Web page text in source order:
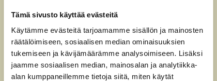
Tämä sivusto käyttää evästeitä
Käytämme evästeitä tarjoamamme sisällön ja mainosten
räätälöimiseen, sosiaalisen median ominaisuuksien
tukemiseen ja kävijämäärämme analysoimiseen. Lisäksi
jaamme sosiaalisen median, mainosalan ja analytiikka-
alan kumppaneillemme tietoja siitä, miten käytät
Instagram
PUHELIN